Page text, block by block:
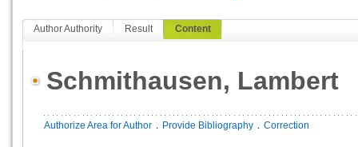
Author Authority Result Content
Schmithausen, Lambert
Authorize Area for Author ． Provide Bibliography ． Correction